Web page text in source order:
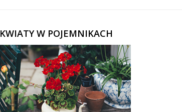
KWIATY W POJEMNIKACH